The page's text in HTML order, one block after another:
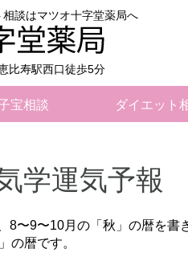
談はマツオ十字堂薬局へ
比寿駅西口徒歩5分
宝相談 ダイエット
学運気予報
8〜9〜10月の「秋」の暦を書
の暦です。